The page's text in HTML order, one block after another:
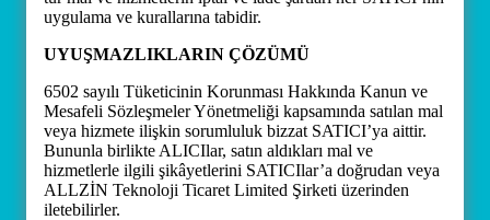
uygulama ve kurallarına tabidir.
UYUŞMAZLIKLARIN ÇÖZÜMÜ
6502 sayılı Tüketicinin Korunması Hakkında Kanun ve
Mesafeli Sözleşmeler Yönetmeliği kapsamında satılan mal
veya hizmete ilişkin sorumluluk bizzat SATICI’ya aittir.
Bununla birlikte ALICIlar, satın aldıkları mal ve
hizmetlerle ilgili şikâyetlerini SATICIlar’a doğrudan veya
ALLZİN Teknoloji Ticaret Limited Şirketi üzerinden
iletebilirler.